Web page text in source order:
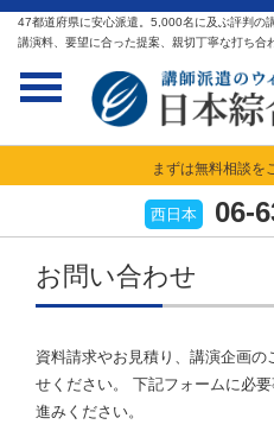
47都道府県に安心派遣。5,000名に及ぶ評判の
講演料、要望に合った提案、親切丁寧な打ち合
まずは無料相談を
西日本 06-
お問い合わせ
資料請求やお見積り、講演企画
せください。 下記フォームに必
進みください。